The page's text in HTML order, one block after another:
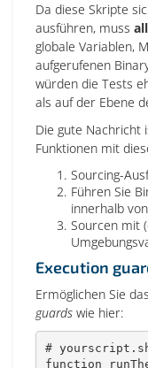
Da diese Skripte
ausführen, muss
globale Variablen,
aufgerufenen
würden die Tests
als auf der Ebene
Die gute Nachricht
Funktionen mit
Sourcing-
Führen Sie
innerhalb
Sourcen mit
Execution
Ermöglichen Sie
guards wie hier:
#
function